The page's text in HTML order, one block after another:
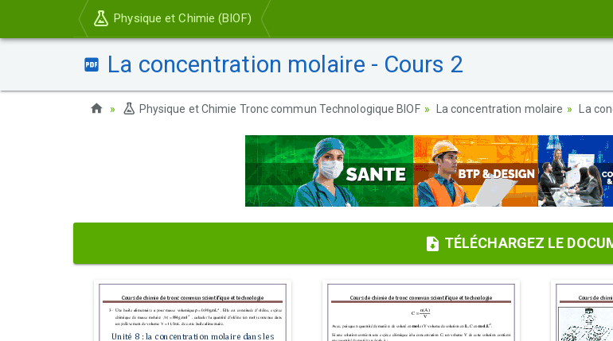
Physique et Chimie (BIOF)
La concentration molaire - Cours 2
Physique et Chimie Tronc commun Technologique BIOF La concentration molaire La
TÉLÉCHARGEZ LE